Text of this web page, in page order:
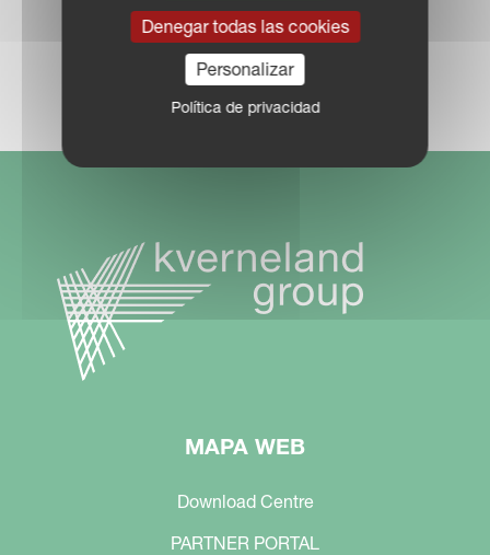
RED COMERCIAL
MAPA WEB
Download Centre
PARTNER PORTAL
Denegar todas las cookies
Personalizar
Política de privacidad